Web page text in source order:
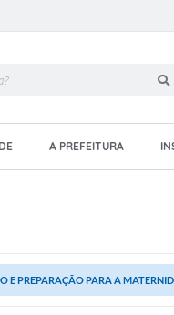
A PREFEITURA
E PREPARAÇÃO PARA A